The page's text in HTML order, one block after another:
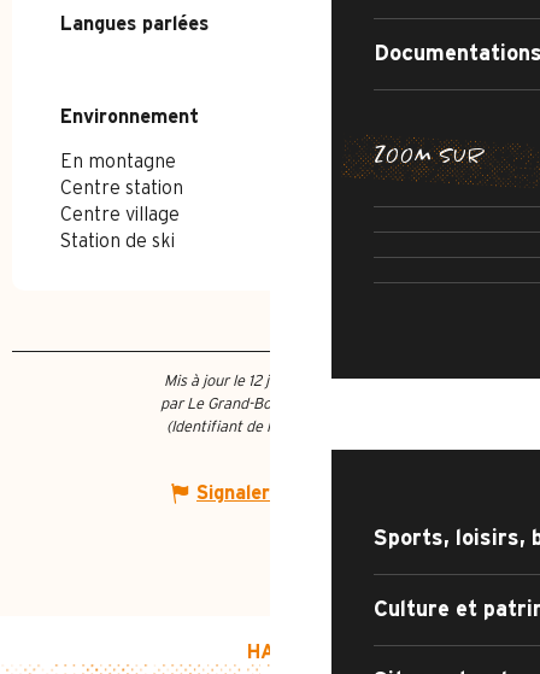
ZOOM SUR
SENTIER DE
CHEMIN
RUE DE
Sports, loisirs,
Culture et
Langues parlées
Langues parlées
Environnement
Environnement
En montagne
Centre station
Centre village
Station de ski
Mis à jour le 12 juin 2026 à 14:14
par Le Grand-Bornand Tourisme
(Identifiant de l'offre :
Signaler une erreur
HAUT DE PAGE